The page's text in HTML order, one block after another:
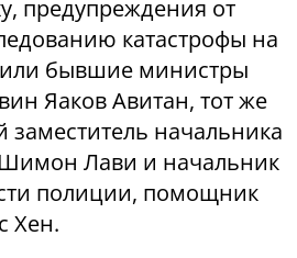
предупреждения от
катастрофы на
бывшие министры
Яаков Авитан, тот же
начальника
Шимон Лави и начальник
полиции, помощник
Хен.